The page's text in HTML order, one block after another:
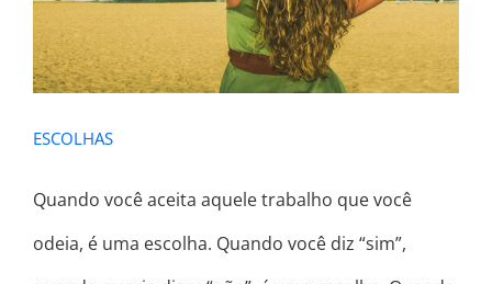
ESCOLHAS
Quando você aceita aquele trabalho que você
odeia, é uma escolha. Quando você diz “sim”,